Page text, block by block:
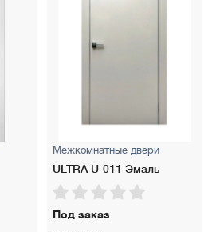
Межкомнатные двери
ULTRA U-011 Эмаль
Под заказ